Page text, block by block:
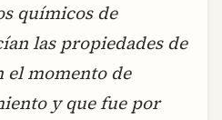
químicos de
las propiedades de
el momento de
y que fue por